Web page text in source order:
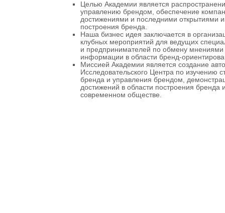
Целью Академии является
управлению брендом, обеспечение
достижениями и последними открытиями
построения бренда.
Наша бизнес идея заключается в
клубных мероприятий для ведущих
и предпринимателей по обмену
информации в области бренд-
Миссией Академии является создание
Исследовательского Центра по изучению
бренда и управления брендом,
достижений в области построения бренда
современном обществе.